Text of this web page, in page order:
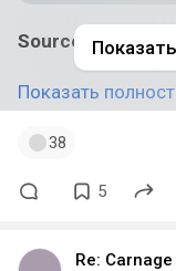
Source link:twitter
Показать
Показать
38
5
Re: Carnage